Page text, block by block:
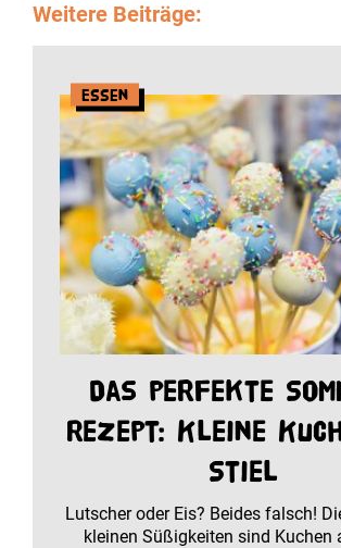
Weitere Beiträge:
Essen
Das perfekte
Rezept: Kleine
Stiel
Lutscher oder Eis? Beides falsch!
kleinen Süßigkeiten sind Kuchen